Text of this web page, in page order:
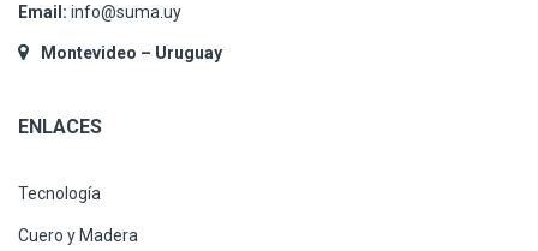
Email: info@suma.uy
Montevideo – Uruguay
ENLACES
Tecnología
Cuero y Madera